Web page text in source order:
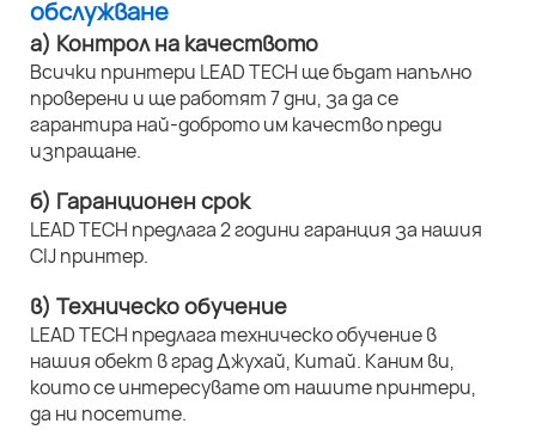
обслужване
а) Контрол на качеството
Всички принтери LEAD TECH ще бъдат напълно
проверени и ще работят 7 дни, за да се
гарантира най-доброто им качество преди
изпращане.
б) Гаранционен срок
LEAD TECH предлага 2 години гаранция за нашия
CIJ принтер.
в) Техническо обучение
LEAD TECH предлага техническо обучение в
нашия обект в град Джухай, Китай. Каним ви,
които се интересувате от нашите принтери,
да ни посетите.